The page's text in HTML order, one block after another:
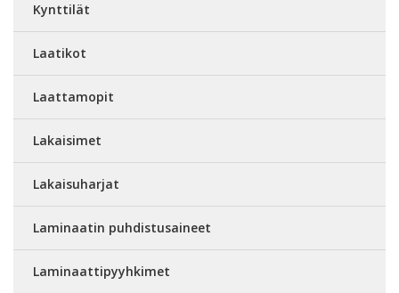
Kynttilät
Laatikot
Laattamopit
Lakaisimet
Lakaisuharjat
Laminaatin puhdistusaineet
Laminaattipyyhkimet